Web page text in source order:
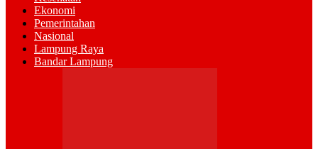
Ekonomi
Pemerintahan
Nasional
Lampung Raya
Bandar Lampung